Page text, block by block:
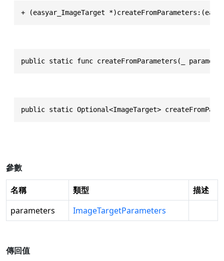
+ (easyar_ImageTarget
public static func createFromParameters(_
public static Optional<ImageTarget>
參數
名稱 類型
描述
parameters
ImageTargetParameters
傳回值